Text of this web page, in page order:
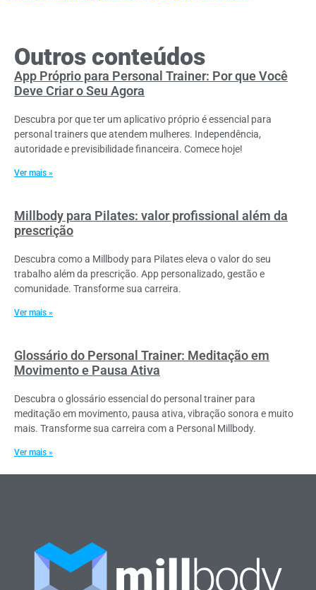
Outros conteúdos
App Próprio para Personal Trainer: Por que Você
Deve Criar o Seu Agora
Descubra por que ter um aplicativo próprio é essencial para
personal trainers que atendem mulheres. Independência,
autoridade e previsibilidade financeira. Comece hoje!
Ver mais »
Millbody para Pilates: valor profissional além da
prescrição
Descubra como a Millbody para Pilates eleva o valor do seu
trabalho além da prescrição. App personalizado, gestão e
comunidade. Transforme sua carreira.
Ver mais »
Glossário do Personal Trainer: Meditação em
Movimento e Pausa Ativa
Descubra o glossário essencial do personal trainer para
meditação em movimento, pausa ativa, vibração sonora e muito
mais. Transforme sua carreira com a Personal Millbody.
Ver mais »